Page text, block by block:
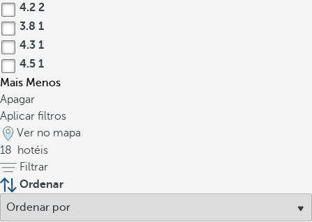
4.2 2
3.8 1
4.3 1
4.5 1
Mais Menos
Apagar
Aplicar filtros
Ver no mapa
18
hotéis
Filtrar
Ordenar